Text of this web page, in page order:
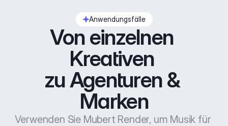
Anwendungsfälle
Von einzelnen
Kreativen
zu Agenturen &
Marken
Verwenden Sie Mubert Render, um Musik für